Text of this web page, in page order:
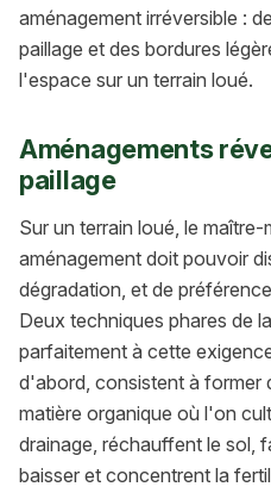
aménagement irréversible :
paillage et des bordures
l'espace sur un terrain loué.
Aménagements
paillage
Sur un terrain loué, le
aménagement doit pouvoir
dégradation, et de
Deux techniques phares de
parfaitement à cette
d'abord, consistent à former
matière organique où l'on
drainage, réchauffent le sol,
baisser et concentrent la